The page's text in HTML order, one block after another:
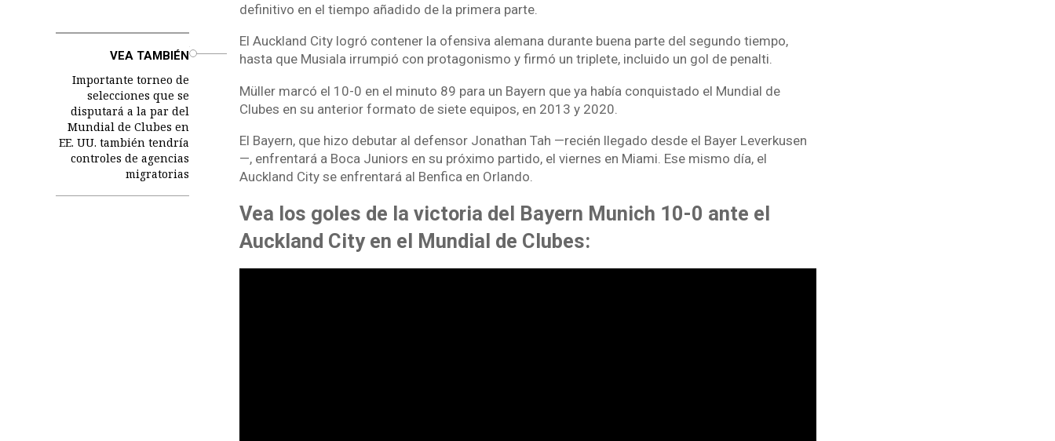
definitivo en el tiempo añadido de la primera parte.
VEA TAMBIÉN
Importante torneo de
selecciones que se
disputará a la par del
Mundial de Clubes en
EE. UU. también tendría
controles de agencias
migratorias
El Auckland City logró contener la ofensiva alemana durante buena parte del segundo tiempo,
hasta que Musiala irrumpió con protagonismo y firmó un triplete, incluido un gol de penalti.
Müller marcó el 10-0 en el minuto 89 para un Bayern que ya había conquistado el Mundial de
Clubes en su anterior formato de siete equipos, en 2013 y 2020.
El Bayern, que hizo debutar al defensor Jonathan Tah —recién llegado desde el Bayer Leverkusen
—, enfrentará a Boca Juniors en su próximo partido, el viernes en Miami. Ese mismo día, el
Auckland City se enfrentará al Benfica en Orlando.
Vea los goles de la victoria del Bayern Munich 10-0 ante el
Auckland City en el Mundial de Clubes: